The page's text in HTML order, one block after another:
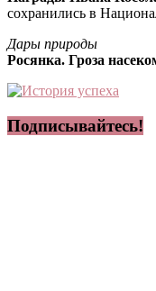
сохранились в
Дары природы
Росянка. Гроза
Подписывайтесь!